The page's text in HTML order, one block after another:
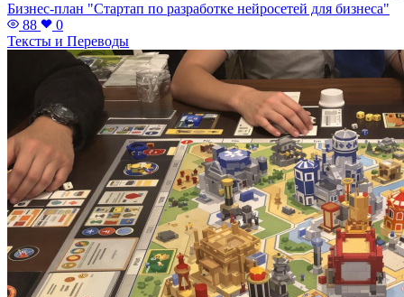
Бизнес-план "Стартап по разработке нейросетей для бизнеса"
88
0
Тексты и Переводы